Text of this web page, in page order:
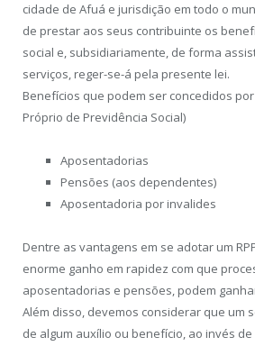
cidade de Afuá e jurisdição em todo o
de prestar aos seus contribuinte os
social e, subsidiariamente, de forma
serviços, reger-se-á pela presente lei.
Benefícios que podem ser concedidos por
Próprio de Previdência Social)
Aposentadorias
Pensões (aos dependentes)
Aposentadoria por invalides
Dentre as vantagens em se adotar um
enorme ganho em rapidez com que
aposentadorias e pensões, podem
Além disso, devemos considerar que um
de algum auxílio ou benefício, ao invés